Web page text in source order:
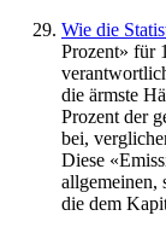
Wie die
Prozent» für
die ärmste
Prozent der
bei,
Diese
allgemeinen,
die dem